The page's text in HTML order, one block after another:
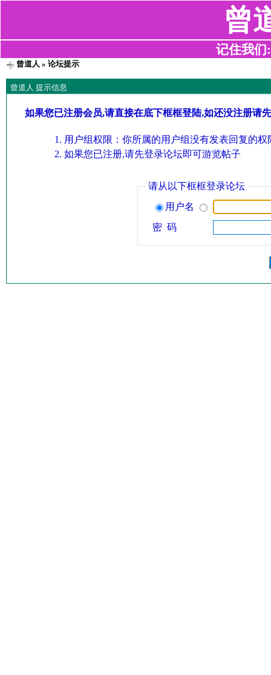
曾
记住我们
曾道人 » 论坛提示
曾道人 提示信息
如果您已注册会员,请直接在底下框框登陆,如还没注册请
用户组权限：你所属的用户组没有发表回复的权
如果您已注册,请先登录论坛即可游览帖子
请从以下框框登录论坛
用户名
密 码